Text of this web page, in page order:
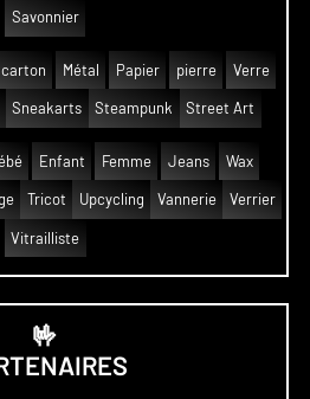
Savonnier
carton Métal Papier pierre Verre
Sneakarts Steampunk Street Art
Enfant Femme Jeans Wax
Tricot Upcycling Vannerie Verrier
Vitrailliste
🤟